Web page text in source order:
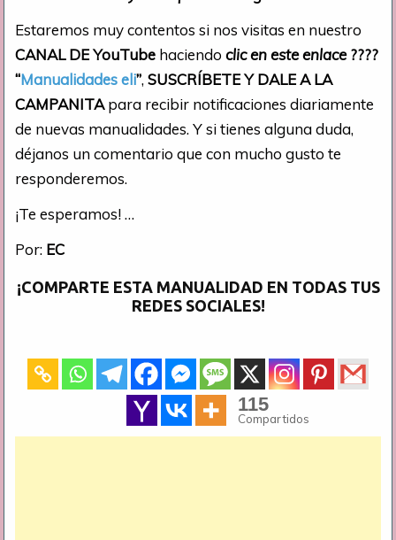
Estaremos muy contentos si nos visitas en nuestro
CANAL DE YouTube haciendoclic en este enlace ????
“Manualidades eli”,SUSCRÍBETE Y DALE A LA
CAMPANITApara recibir notificaciones diariamente
de nuevas manualidades. Y si tienes alguna duda,
déjanos un comentario que con mucho gusto te
responderemos.
¡Te esperamos! …
Por: EC
¡COMPARTE ESTA MANUALIDAD EN TODAS TUS
REDES SOCIALES!
115
Compartidos